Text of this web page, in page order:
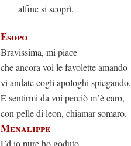
alfine si scoprì.
Esopo
Bravissima, mi piace
che ancora voi le favolette amando
vi andate cogli apologhi spiegando.
E sentirmi da voi perciò m’è caro,
con pelle di leon, chiamar somaro.
Menalippe
Ed io pure ho goduto